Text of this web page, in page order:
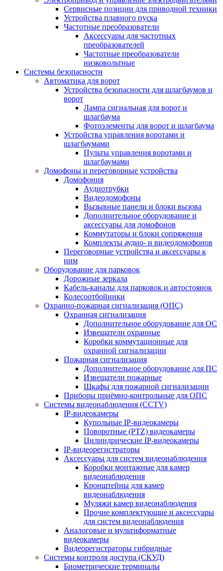
Сервисные позиции для приводной техники
Устройства плавного пуска
Частотные преобразователи
Аксессуары для частотных
преобразователей
Частотные преобразователи
низковольтные
Системы безопасности
Автоматика для ворот
Устройства безопасности для шлагбаумов и
ворот
Лампа сигнальная для ворот и
шлагбаума
Фотоэлементы для ворот и шлагбаума
Устройства управления воротами и
шлагбаумами
Пульты управления воротами и
шлагбаумами
Домофоны и переговорные устройства
Домофония
Аудиотрубки
Видеодомофоны
Вызывные панели и блоки вызова
Дополнительное оборудование и
аксессуары для домофонов
Коммутаторы и блоки сопряжения
Комплекты аудио- и видеодомофонов
Переговорные устройства и аксессуары к
ним
Оборудование для парковок
Дорожные зеркала
Кабель-каналы для парковок и автостоянок
Колесоотбойники
Охранно-пожарная сигнализация (ОПС)
Охранная сигнализация
Дополнительное оборудование для ОС
Извещатели охранные
Коробки коммутационные для
охранной сигнализации
Пожарная сигнализация
Дополнительное оборудование для ПС
Извещатели пожарные
Шкафы для пожарной сигнализации
Приборы приёмно-контрольные для ОПС
Системы видеонаблюдения (CCTV)
IP-видеокамеры
Купольные IP-видеокамеры
Поворотные (PTZ) видеокамеры
Цилиндрические IP-видеокамеры
IP-видеорегистраторы
Аксессуары для систем видеонаблюдения
Коробки монтажные для камер
видеонаблюдения
Кронштейны для камер
видеонаблюдения
Муляжи камер видеонаблюдения
Прочие комплектующие и аксессуары
для систем видеонаблюдения
Аналоговые и мультиформатные
видеокамеры
Видеорегистраторы гибридные
Системы контроля доступа (СКУД)
Биометрические терминалы